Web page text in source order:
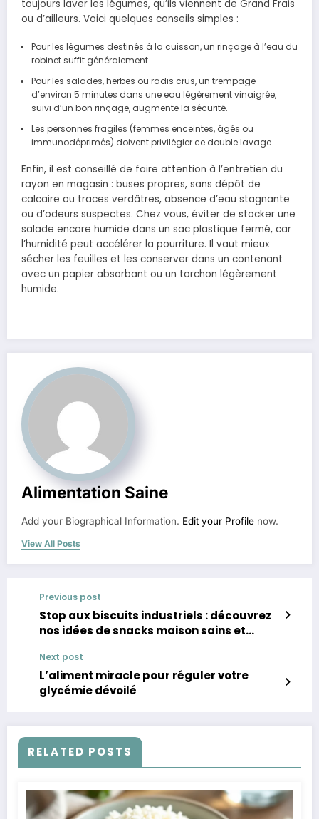
toujours laver les légumes, qu’ils viennent de Grand Frais
ou d’ailleurs. Voici quelques conseils simples :
Pour les légumes destinés à la cuisson, un rinçage à l’eau du
robinet suffit généralement.
Pour les salades, herbes ou radis crus, un trempage
d’environ 5 minutes dans une eau légèrement vinaigrée,
suivi d’un bon rinçage, augmente la sécurité.
Les personnes fragiles (femmes enceintes, âgés ou
immunodéprimés) doivent privilégier ce double lavage.
Enfin, il est conseillé de faire attention à l’entretien du
rayon en magasin : buses propres, sans dépôt de
calcaire ou traces verdâtres, absence d’eau stagnante
ou d’odeurs suspectes. Chez vous, éviter de stocker une
salade encore humide dans un sac plastique fermé, car
l’humidité peut accélérer la pourriture. Il vaut mieux
sécher les feuilles et les conserver dans un contenant
avec un papier absorbant ou un torchon légèrement
humide.
Alimentation Saine
Add your Biographical Information. Edit your Profile now.
View All Posts
Previous post
Stop aux biscuits industriels : découvrez
nos idées de snacks maison sains et
Next post
L’aliment miracle pour réguler votre
glycémie dévoilé
RELATED POSTS